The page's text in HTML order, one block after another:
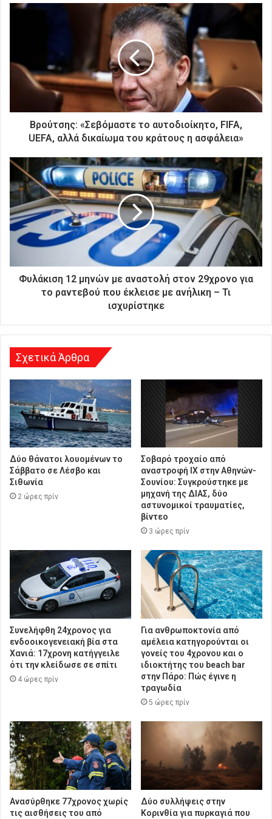
ι
ή
σ
α
ς
σ
Βρούτσης: «Σεβόμαστε το αυτοδιοίκητο, FIFA,
UEFA, αλλά δικαίωμα του κράτους η ασφάλεια»
Φυλάκιση 12 μηνών με αναστολή στον 29χρονο για
το ραντεβού που έκλεισε με ανήλικη – Τι
ισχυρίστηκε
Σχετικά Άρθρα
Δύο θάνατοι λουομένων το
Σάββατο σε Λέσβο και
Σιθωνία
2 ώρες πρίν
Σοβαρό τροχαίο από
αναστροφή ΙΧ στην Αθηνών-
Σουνίου: Συγκρούστηκε με
μηχανή της ΔΙΑΣ, δύο
αστυνομικοί τραυματίες,
βίντεο
3 ώρες πρίν
Συνελήφθη 24χρονος για
ενδοοικογενειακή βία στα
Χανιά: 17χρονη κατήγγειλε
ότι την κλείδωσε σε σπίτι
4 ώρες πρίν
Για ανθρωποκτονία από
αμέλεια κατηγορούνται οι
γονείς του 4χρονου και ο
ιδιοκτήτης του beach bar
στην Πάρο: Πώς έγινε η
τραγωδία
5 ώρες πρίν
Ανασύρθηκε 77χρονος χωρίς
τις αισθήσεις του από
Δύο συλλήψεις στην
Κορινθία για πυρκαγιά που